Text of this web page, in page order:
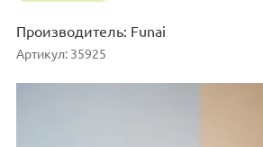
Производитель: Funai
Артикул: 35925